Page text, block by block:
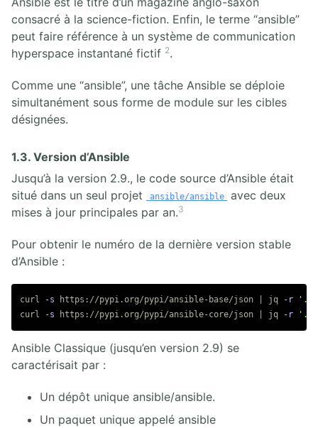
consacré à la science-fiction. Enfin, le terme “ansible”
peut faire référence à un système de communication
hyperspace instantané fictif 2.
Comme une “ansible”, une tâche Ansible se déploie
simultanément sous forme de module sur les cibles
désignées.
1.3. Version d’Ansible
Jusqu’à la version 2.9., le code source d’Ansible était
situé dans un seul projet
ansible/ansible
avec deux
mises à jour principales par an.3
Pour obtenir le numéro de la dernière version stable
d’Ansible :
curl -s https://pypi.org/pypi/ansible-base/json | jq -r
curl
-s https://pypi.org/pypi/ansible-core/json | jq -r
Ansible Classique (jusqu’en version 2.9) se
caractérisait par :
Un dépôt unique ansible/ansible.
Un paquet unique appelé ansible